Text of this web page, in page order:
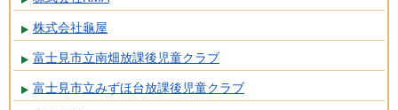
株式会社龜屋
富士見市立南畑放課後児童クラブ
富士見市立みずほ台放課後児童クラブ